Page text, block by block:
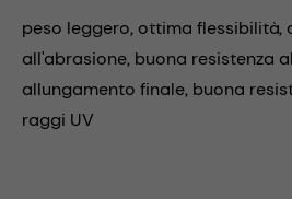
peso leggero, ottima flessibilità,
all'abrasione, buona resistenza
allungamento finale, buona
raggi UV